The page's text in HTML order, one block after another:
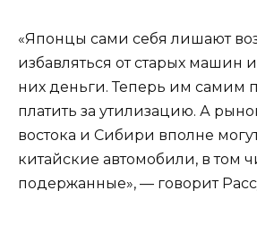
«Японцы сами себя лишают
избавляться от старых машин
них деньги. Теперь им самим
платить за утилизацию. А
востока и Сибири вполне
китайские автомобили, в том
подержанные», — говорит